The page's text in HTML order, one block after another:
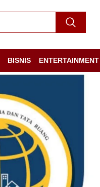
BISNIS ENTERTAINMENT